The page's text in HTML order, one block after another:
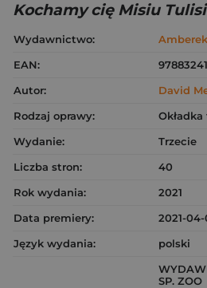
Kochamy cię Misiu
Wydawnictwo:
Amberek
EAN:
Autor:
David
Rodzaj oprawy:
Wydanie:
Trzecie
Liczba stron:
40
Rok wydania:
2021
Data premiery:
2021-
Język wydania:
polski
SP. ZOO